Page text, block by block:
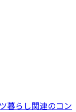
暮らし関連のコン